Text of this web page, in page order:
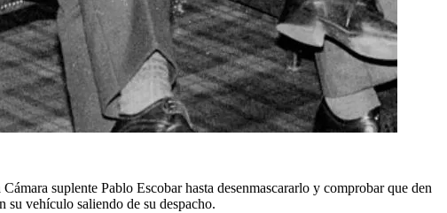
suplente Pablo Escobar hasta desenmascararlo y comprobar que den
su vehículo saliendo de su despacho.